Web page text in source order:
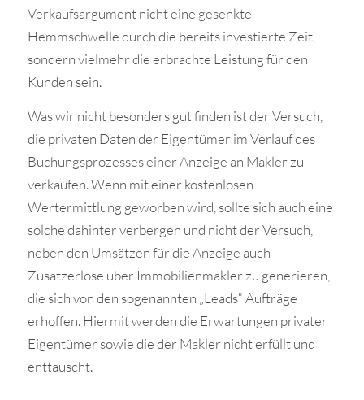
Verkaufsargument nicht eine gesenkte
Hemmschwelle durch die bereits investierte Zeit,
sondern vielmehr die erbrachte Leistung für den
Kunden sein.
Was wir nicht besonders gut finden ist der Versuch,
die privaten Daten der Eigentümer im Verlauf des
Buchungsprozesses einer Anzeige an Makler zu
verkaufen. Wenn mit einer kostenlosen
Wertermittlung geworben wird, sollte sich auch eine
solche dahinter verbergen und nicht der Versuch,
neben den Umsätzen für die Anzeige auch
Zusatzerlöse über Immobilienmakler zu generieren,
die sich von den sogenannten „Leads“ Aufträge
erhoffen. Hiermit werden die Erwartungen privater
Eigentümer sowie die der Makler nicht erfüllt und
enttäuscht.